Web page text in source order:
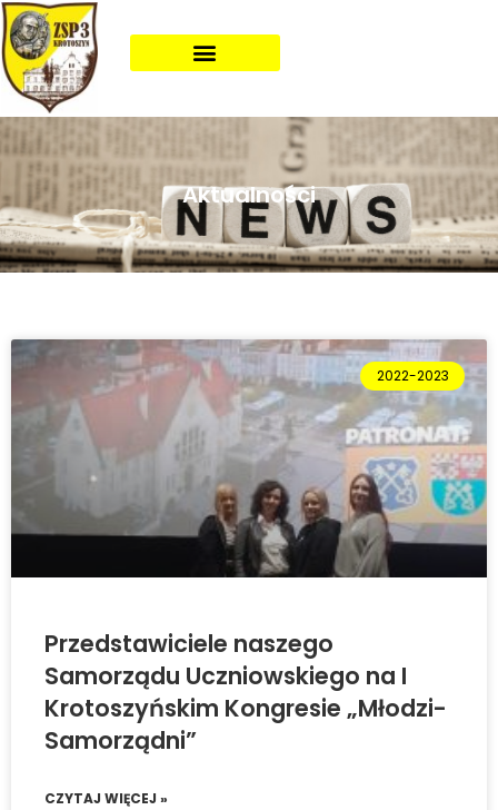
Aktualności
2022-2023
Przedstawiciele naszego
Samorządu Uczniowskiego na I
Krotoszyńskim Kongresie „Młodzi-
Samorządni”
CZYTAJ WIĘCEJ »